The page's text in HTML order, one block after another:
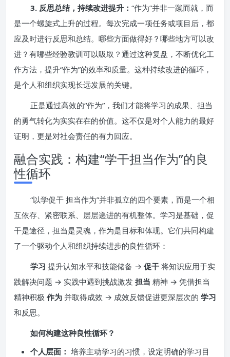
3. 反思总结，持续改进提升： “作为”并非一蹴而就，而
是一个螺旋式上升的过程。每次完成一项任务或项目后，都
应及时进行反思和总结。哪些方面做得好？哪些地方可以改
进？有哪些经验教训可以吸取？通过这种复盘，不断优化工
作方法，提升“作为”的效率和质量。这种持续改进的循环，
是个人和组织实现长远发展的关键。
正是通过高效的“作为”，我们才能将学习的成果、担当
的勇气转化为实实在在的价值。这不仅是对个人能力的最好
证明，更是对社会责任的有力回应。
融合实践：构建“学干担当作为”的良
性循环
“以学促干 担当作为”并非孤立的四个要素，而是一个相
互依存、紧密联系、层层递进的有机整体。学习是基础，促
干是途径，担当是灵魂，作为是目标和体现。它们共同构建
了一个驱动个人和组织持续进步的良性循环：
学习 提升认知水平和技能储备 → 促干 将知识应用于实
践解决问题 → 实践中遇到挑战激发 担当 精神 → 凭借担当
精神积极 作为 并取得成效 → 成效反馈促进更深层次的 学习
和反思。
如何构建这种良性循环？
个人层面： 培养主动学习的习惯，设定明确的学习目